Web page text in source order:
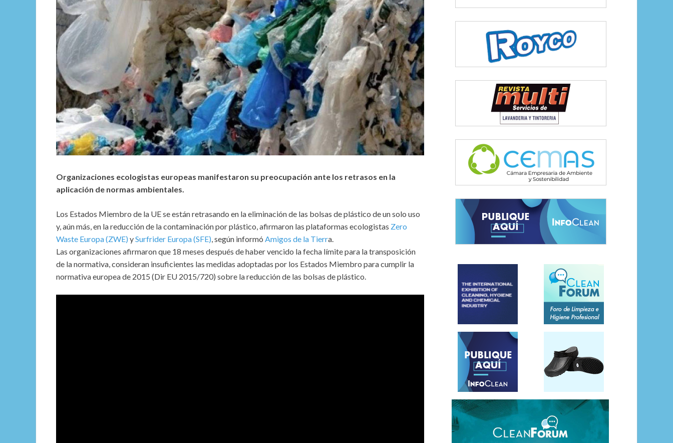
Organizaciones ecologistas europeas manifestaron su preocupación ante los retrasos en la
aplicación de normas ambientales.
Los Estados Miembro de la UE se están retrasando en la eliminación de las bolsas de plástico de un solo uso
y, aún más, en la reducción de la contaminación por plástico, afirmaron las plataformas ecologistas Zero
Waste Europa (ZWE) ySurfrider Europa (SFE) , según informó Amigos de la Tierra.
Las organizaciones afirmaron que 18 meses después de haber vencido la fecha límite para la transposición
de la normativa, consideran insuficientes las medidas adoptadas por los Estados Miembro para cumplir la
normativa europea de 2015 (Dir EU 2015/720) sobre la reducción de las bolsas de plástico.